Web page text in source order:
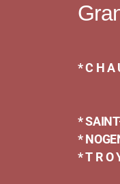
* C H A
09/
date
*
*
* T R O
15/